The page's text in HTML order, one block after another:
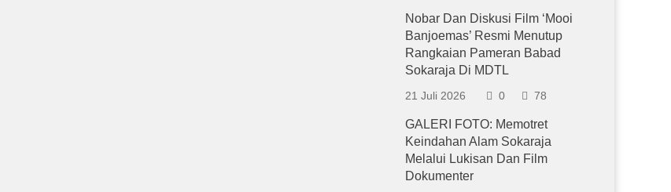
Nobar Dan Diskusi Film ‘Mooi
Banjoemas’ Resmi Menutup
Rangkaian Pameran Babad
Sokaraja Di MDTL
21 Juli 2026 0 78
GALERI FOTO: Memotret
Keindahan Alam Sokaraja
Melalui Lukisan Dan Film
Dokumenter